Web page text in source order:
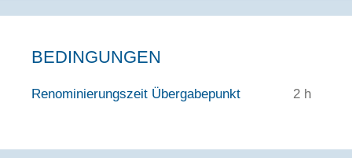
BEDINGUNGEN
Renominierungszeit Übergabepunkt 2 h